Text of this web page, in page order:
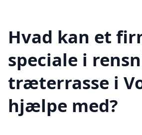
Hvad kan et
speciale i
træterrasse i
hjælpe med?